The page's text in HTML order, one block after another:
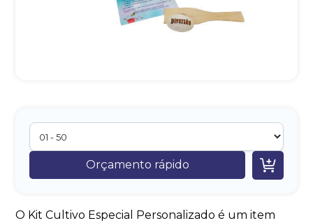
Orçamento rápido 
O Kit Cultivo Especial Personalizado é um item